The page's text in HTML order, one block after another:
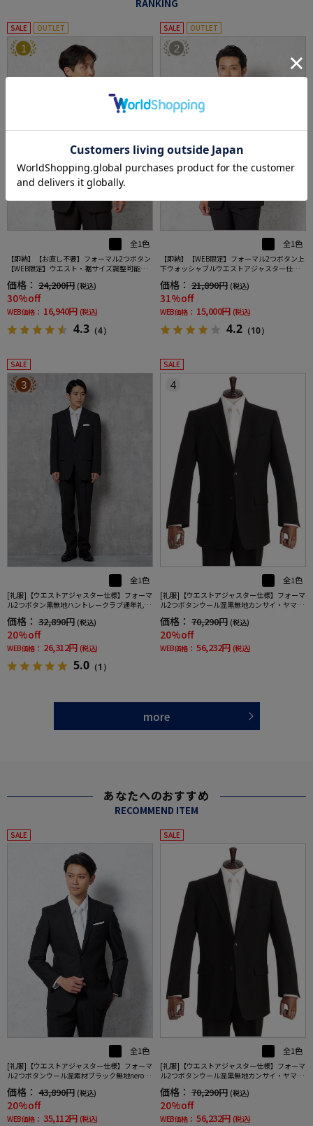
RANKING
SALE OUTLET
1
全1色
【即納】【お直し不要】フォーマル2つボタン
【WEB限定】ウエスト・裾サイズ調整可能上
下ウォッシャブル黒無地通年礼服
価格： 24,200円 (税込)
30%off
WEB価格： 16,940円 (税込)
4.3 （4）
SALE OUTLET
2
全1色
【即納】【WEB限定】フォーマル2つボタン上
下ウォッシャブルウエストアジャスター仕様
黒無地通年礼服
価格： 21,890円 (税込)
31%off
WEB価格： 15,000円 (税込)
4.2 （10）
SALE
3
全1色
[礼服]【ウエストアジャスター仕様】フォーマ
ル2つボタン黒無地ハントレークラブ通年礼服
【定番】
価格： 32,890円 (税込)
20%off
WEB価格： 26,312円 (税込)
5.0 （1）
SALE
4
全1色
[礼服]【ウエストアジャスター仕様】フォーマ
ル2つボタンウール混黒無地カンサイ・ヤマモ
ト通年礼服【定番】
価格： 70,290円 (税込)
20%off
WEB価格： 56,232円 (税込)
more
あなたへのおすすめ
RECOMMEND ITEM
SALE
全1色
[礼服]【ウエストアジャスター仕様】フォーマ
ル2つボタンウール混素材ブラック無地nero通
年礼服【スリムデザイン】
価格： 43,890円 (税込)
20%off
WEB価格： 35,112円 (税込)
SALE
全1色
[礼服]【ウエストアジャスター仕様】フォーマ
ル2つボタンウール混黒無地カンサイ・ヤマモ
ト通年礼服【定番】
価格： 70,290円 (税込)
20%off
WEB価格： 56,232円 (税込)